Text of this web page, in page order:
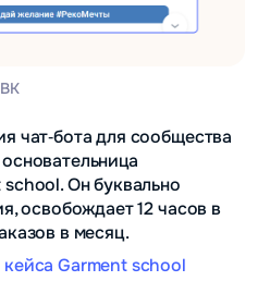
чат‑бота для сообщества
Он буквально
освобождает 12 часов в
в месяц.
Garment school